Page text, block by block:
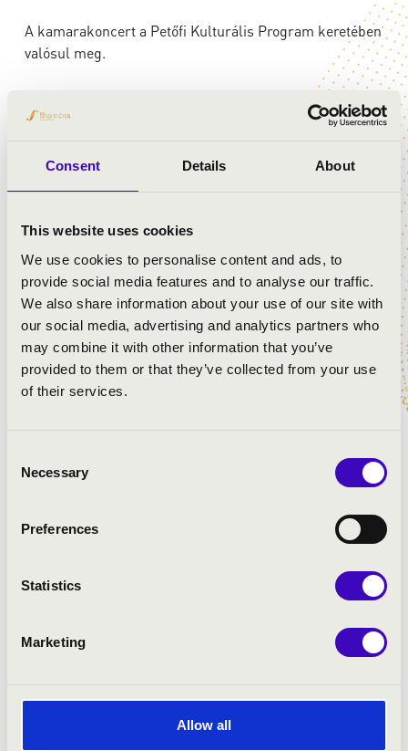
Consent Details About
This website uses cookies
We use cookies to personalise content and ads, to
provide social media features and to analyse our traffic.
We also share information about your use of our site with
our social media, advertising and analytics partners who
may combine it with other information that you’ve
provided to them or that they’ve collected from your use
of their services.
Selection
Necessary
Preferences
Statistics
Marketing
Allow all
A kamarakoncert a Petőfi Kulturális Program keretében
valósul meg.
ELŐADÓK:
Érdi Tamás- zongora
MŰSOR:
Chopin: Esőcsepp prelűd
Chopin: g-moll Ballada
Chopin: cisz-moll noktürn
Liszt: Villa d'Este szökőkútjai